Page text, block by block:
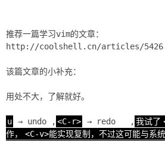
推荐一篇学习vim的文章：
http://coolshell.cn/articles/
该篇文章的小补充：
用处不大，了解就好。
u → undo , <C-r> → redo , 我试了
作，
<C-v>能实现复制，不过这可能与系